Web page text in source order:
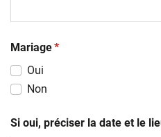
Mariage(obligatoire)
*
Oui
Non
Si oui, préciser la date et le